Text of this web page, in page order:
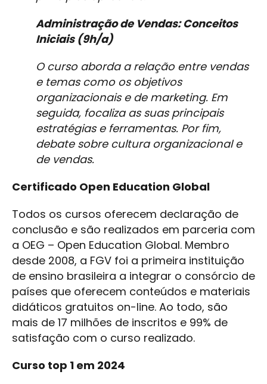
Administração de Vendas: Conceitos
Iniciais (9h/a)
O curso aborda a relação entre vendas
e temas como os objetivos
organizacionais e de marketing. Em
seguida, focaliza as suas principais
estratégias e ferramentas. Por fim,
debate sobre cultura organizacional e
de vendas.
Certificado Open Education Global
Todos os cursos oferecem declaração de
conclusão e são realizados em parceria com
a OEG – Open Education Global. Membro
desde 2008, a FGV foi a primeira instituição
de ensino brasileira a integrar o consórcio de
países que oferecem conteúdos e materiais
didáticos gratuitos on-line. Ao todo, são
mais de 17 milhões de inscritos e 99% de
satisfação com o curso realizado.
Curso top 1 em 2024